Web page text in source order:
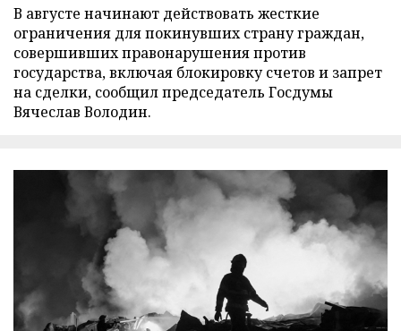
В августе начинают действовать жесткие
ограничения для покинувших страну граждан,
совершивших правонарушения против
государства, включая блокировку счетов и запрет
на сделки, сообщил председатель Госдумы
Вячеслав Володин.